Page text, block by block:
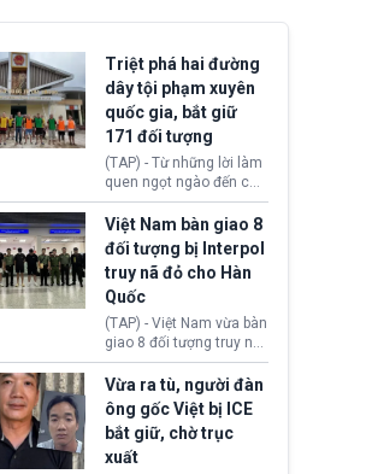
Triệt phá hai đường
dây tội phạm xuyên
quốc gia, bắt giữ
171 đối tượng
(TAP) - Từ những lời làm
quen ngọt ngào đến các
“sàn vàng ảo”, bất động
sản trực tuyến cùng
đường dây đánh bạc quy
mô lớn, hai tổ chức tội
phạm xuyên quốc gia đã
dựng lên mạng lưới hoạt
động tại Việt Nam và
Lào, lôi kéo hàng nghìn
người tham gia, luân
chuyển dòng tiền qua
nhiều lớp tài khoản. Sau
hơn 2 tuần phối hợp truy
xét, lực lượng chức năng
hai nước đã bắt giữ 171
Việt Nam bàn giao 8
đối tượng bị Interpol
truy nã đỏ cho Hàn
Quốc
(TAP) - Việt Nam vừa bàn
giao 8 đối tượng truy nã
đỏ Interpol cho lực lượng
chức năng Hàn Quốc.
Nhóm này bị xác định
lừa đảo 619 nạn nhân,
chiếm đoạt hơn 17,7 tỷ
KRW.
Vừa ra tù, người đàn
ông gốc Việt bị ICE
bắt giữ, chờ trục
xuất